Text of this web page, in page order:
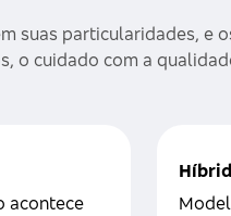
suas particularidades, e
o cuidado com a
acontece